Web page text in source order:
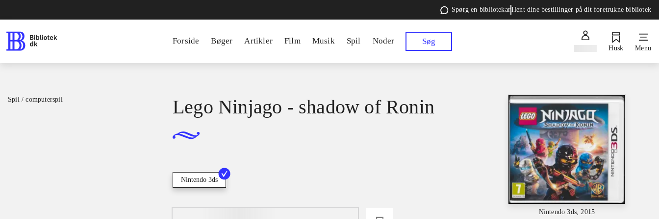
Spørg en bibliotekarHent dine bestillinger på dit foretrukne bibliotek
Forside Bøger Artikler Film Musik Spil Noder Søg
Husk Menu
Spil / computerspil
Nintendo 3ds, 2015
Lego Ninjago - shadow of Ronin
Nintendo 3ds